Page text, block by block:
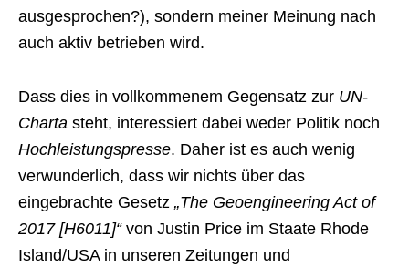
ausgesprochen?), sondern meiner Meinung nach
auch aktiv betrieben wird.
Dass dies in vollkommenem Gegensatz zur UN-
Charta steht, interessiert dabei weder Politik noch
Hochleistungspresse. Daher ist es auch wenig
verwunderlich, dass wir nichts über das
eingebrachte Gesetz „The Geoengineering Act of
2017 [H6011]“von Justin Price im Staate Rhode
Island/USA in unseren Zeitungen und